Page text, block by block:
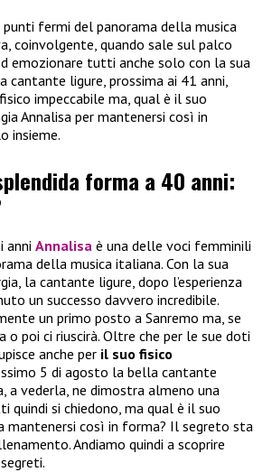
punti fermi del panorama della musica
coinvolgente, quando sale sul palco
emozionare tutti anche solo con la sua
cantante ligure, prossima ai 41 anni,
impeccabile ma, qual è il suo
Annalisa per mantenersi così in
insieme.
forma a 40 anni:
anni Annalisa è una delle voci femminili
della musica italiana. Con la sua
la cantante ligure, dopo l’esperienza
un successo davvero incredibile.
un primo posto a Sanremo ma, se
o poi ci riuscirà. Oltre che per le sue doti
anche per il suo fisico
5 di agosto la bella cantante
a vederla, ne dimostra almeno una
quindi si chiedono, ma qual è il suo
mantenersi così in forma? Il segreto sta
Andiamo quindi a scoprire